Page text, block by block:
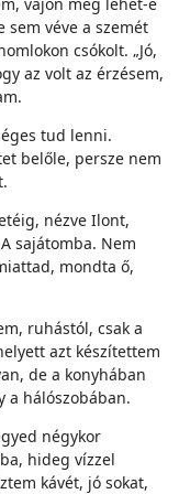
véve a szemét
csókolt. „Jó,
az volt az érzésem,
tud lenni.
belőle, persze nem
nézve Ilont,
sajátomba. Nem
mondta ő,
ruhástól, csak a
azt készítettem
de a konyhában
a hálószobában.
négykor
hideg vízzel
kávét, jó sokat,